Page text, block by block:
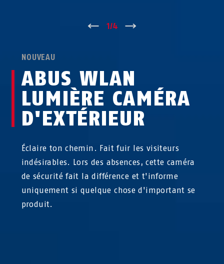
↑ 1/4
NOUVEAU
ABUS WLAN
LUMIÈRE CAMÉRA
D'EXTÉRIEUR
Éclaire ton chemin. Fait fuir les visiteurs
indésirables. Lors des absences, cette caméra
de sécurité fait la différence et t'informe
uniquement si quelque chose d'important se
produit.